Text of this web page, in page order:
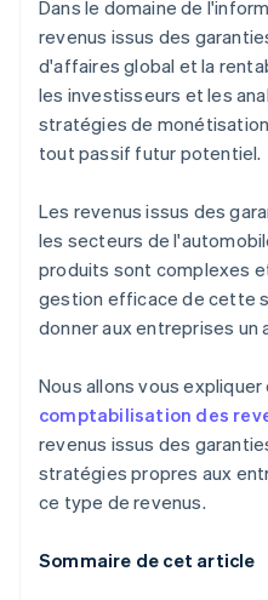
Dans le domaine de
revenus issus des
d'affaires global et la
les investisseurs et les
stratégies de
tout passif futur potentiel.
Les revenus issus des
les secteurs de
produits sont complexes
gestion efficace de cette
donner aux entreprises un
Nous allons vous
comptabilisation des
revenus issus des
stratégies propres aux
ce type de revenus.
Sommaire de cet article